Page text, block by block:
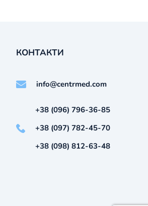
КОНТАКТИ
info@centrmed.com
+38 (096) 796-36-85
+38 (097) 782-45-70
+38 (098) 812-63-48